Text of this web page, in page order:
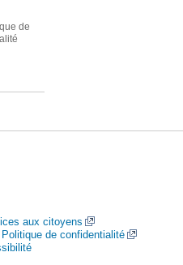
de
aux citoyens
Politique de confidentialité